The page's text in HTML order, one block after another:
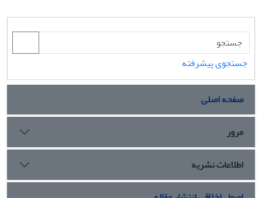
جستجوی پیشرفته
صفحه اصلی
مرور
اطلاعات نشریه